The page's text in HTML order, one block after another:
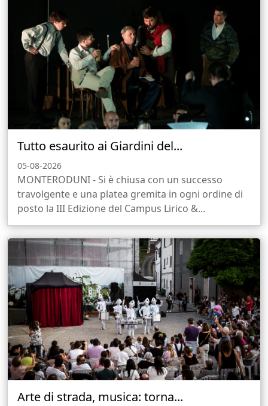
Tutto esaurito ai Giardini del...
05-08-2026
​MONTERODUNI - Si è chiusa con un successo
travolgente e una platea gremita in ogni ordine di
posto la III Edizione del Campus Lirico &...
Arte di strada, musica: torna...